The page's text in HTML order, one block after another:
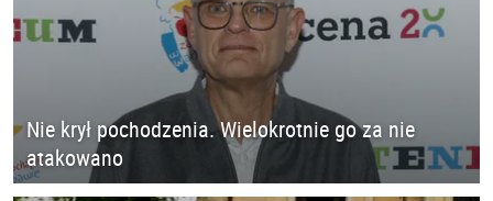
Nie krył pochodzenia. Wielokrotnie go za nie
atakowano